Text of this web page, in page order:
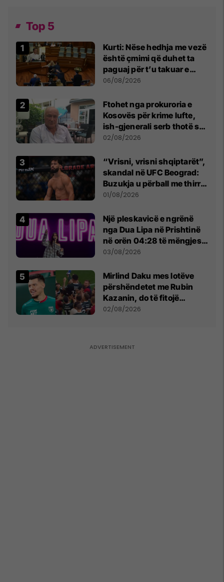
Top 5
Kurti: Nëse hedhja me vezë
është çmimi që duhet ta
paguaj për t’u takuar e
bashkëbiseduar jam i
06/08/2026
Ftohet nga prokuroria e
Kosovës për krime lufte,
ish-gjenerali serb thotë se
dikush e tradhtoi në
02/08/2026
“Vrisni, vrisni shqiptarët”,
skandal në UFC Beograd:
Buzukja u përball me thirrje
anti-shqiptare nga
01/08/2026
Një pleskavicë e ngrënë
nga Dua Lipa në Prishtinë
në orën 04:28 të mëngjesit
- dhe bota digjitale serbe
03/08/2026
Mirlind Daku mes lotëve
përshëndetet me Rubin
Kazanin, do të fitojë
miliona te Spartak Moska
02/08/2026